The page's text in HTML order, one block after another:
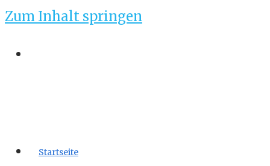
Zum Inhalt springen
Startseite